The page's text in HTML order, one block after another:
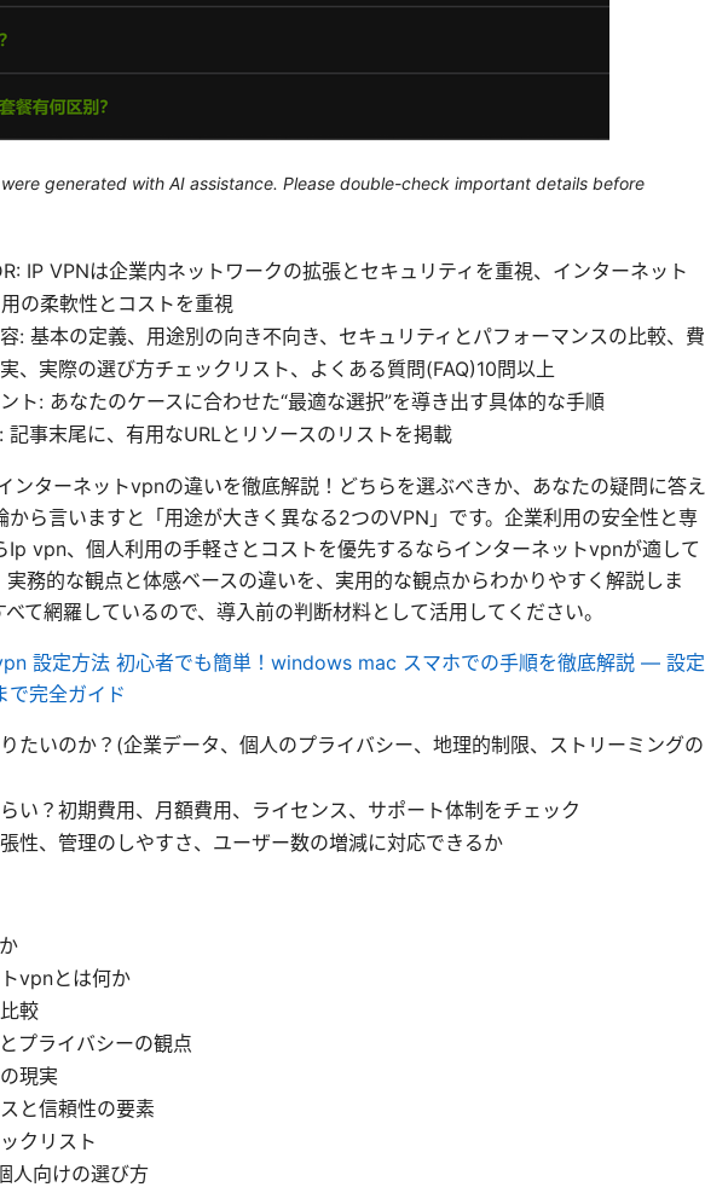
generated with AI assistance. Please double-check important details before
IP VPNは企業内ネットワークの拡張とセキュリティを重視、インターネット
の柔軟性とコストを重視
: 基本の定義、用途別の向き不向き、セキュリティとパフォーマンスの比較、費
、実際の選び方チェックリスト、よくある質問(FAQ)10問以上
ト: あなたのケースに合わせた“最適な選択”を導き出す具体的な手順
記事末尾に、有用なURLとリソースのリストを掲載
ンターネットvpnの違いを徹底解説！どちらを選ぶべきか、あなたの疑問に答え
から言いますと「用途が大きく異なる2つのVPN」です。企業利用の安全性と専
Ip vpn、個人利用の手軽さとコストを優先するならインターネットvpnが適して
実務的な観点と体感ベースの違いを、実用的な観点からわかりやすく解説しま
て網羅しているので、導入前の判断材料として活用してください。
設定方法 初心者でも簡単！windows mac スマホでの手順を徹底解説 — 設定
で完全ガイド
たいのか？(企業データ、個人のプライバシー、地理的制限、ストリーミングの
い？初期費用、月額費用、ライセンス、サポート体制をチェック
性、管理のしやすさ、ユーザー数の増減に対応できるか
vpnとは何か
較
プライバシーの観点
現実
と信頼性の要素
クリスト
人向けの選び方